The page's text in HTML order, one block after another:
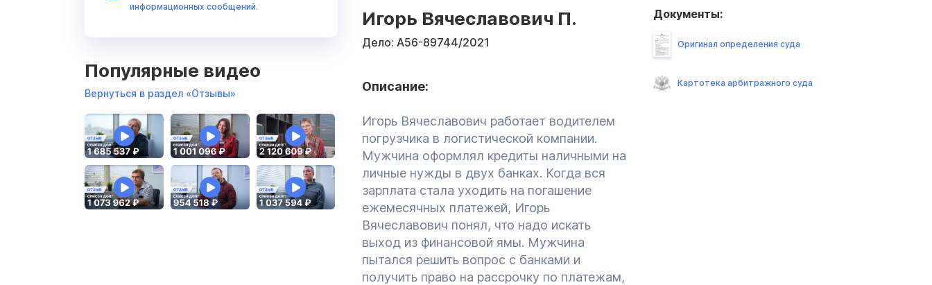
информационных сообщений.
Популярные видео
Вернуться в раздел «Отзывы»
Игорь Вячеславович П.
Дело: А56-89744/2021
Описание:
Игорь Вячеславович работает водителем
погрузчика в логистической компании.
Мужчина оформлял кредиты наличными на
личные нужды в двух банках. Когда вся
зарплата стала уходить на погашение
ежемесячных платежей, Игорь
Вячеславович понял, что надо искать
выход из финансовой ямы. Мужчина
пытался решить вопрос с банками и
получить право на рассрочку по платежам,
Документы:
Оригинал определения суда
Картотека арбитражного суда